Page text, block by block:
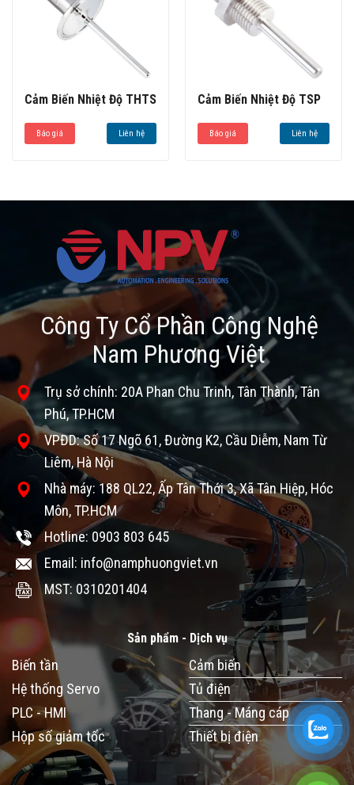
Cảm Biến Nhiệt Độ THTS
Báo giá Liên hệ
Cảm Biến Nhiệt Độ TSP
Báo giá Liên hệ
Công Ty Cổ Phần Công Nghệ
Nam Phương Việt
Trụ sở chính: 20A Phan Chu Trinh, Tân Thành, Tân
Phú, TP.HCM
VPĐD: Số 17 Ngõ 61, Đường K2, Cầu Diễm, Nam Từ
Liêm, Hà Nội
Nhà máy: 188 QL22, Ấp Tân Thới 3, Xã Tân Hiệp, Hóc
Môn, TP.HCM
Hotline: 0903 803 645
Email: info@namphuongviet.vn
MST: 0310201404
Sản phẩm - Dịch vụ
Biến tần
Hệ thống Servo
PLC - HMI
Hộp số giảm tốc
Cảm biến
Tủ điện
Thang - Máng cáp
Thiết bị điện